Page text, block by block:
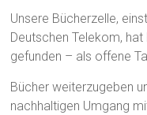
Unsere Bücherzelle,
Deutschen Telekom,
gefunden – als offene
Bücher weiterzugeben
nachhaltigen Umgang